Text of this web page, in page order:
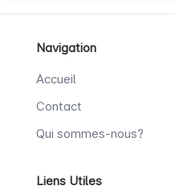
Navigation
Accueil
Contact
Qui sommes-nous?
Liens Utiles